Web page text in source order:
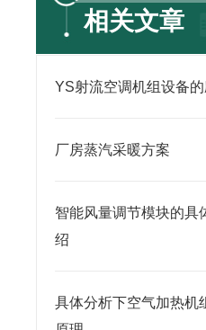
相关文章
YS射流空调机组设备的
厂房蒸汽采暖方案
智能风量调节模块的具
绍
具体分析下空气加热机